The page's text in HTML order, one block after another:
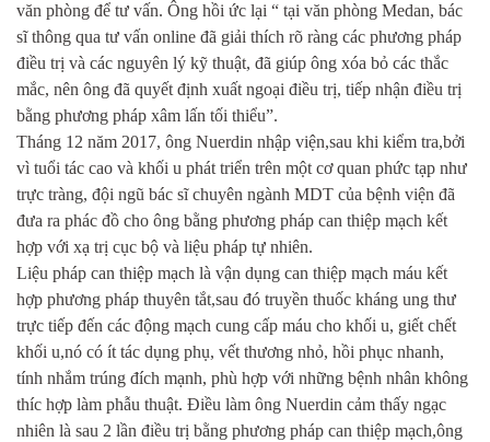
văn phòng để tư vấn. Ông hồi ức lại “ tại văn phòng Medan, bác
sĩ thông qua tư vấn online đã giải thích rõ ràng các phương pháp
điều trị và các nguyên lý kỹ thuật, đã giúp ông xóa bỏ các thắc
mắc, nên ông đã quyết định xuất ngoại điều trị, tiếp nhận điều trị
bằng phương pháp xâm lấn tối thiểu”.
Tháng 12 năm 2017, ông Nuerdin nhập viện,sau khi kiểm tra,bởi
vì tuổi tác cao và khối u phát triển trên một cơ quan phức tạp như
trực tràng, đội ngũ bác sĩ chuyên ngành MDT của bệnh viện đã
đưa ra phác đồ cho ông bằng phương pháp can thiệp mạch kết
hợp với xạ trị cục bộ và liệu pháp tự nhiên.
Liệu pháp can thiệp mạch là vận dụng can thiệp mạch máu kết
hợp phương pháp thuyên tắt,sau đó truyền thuốc kháng ung thư
trực tiếp đến các động mạch cung cấp máu cho khối u, giết chết
khối u,nó có ít tác dụng phụ, vết thương nhỏ, hồi phục nhanh,
tính nhắm trúng đích mạnh, phù hợp với những bệnh nhân không
thíc hợp làm phẫu thuật. Điều làm ông Nuerdin cảm thấy ngạc
nhiên là sau 2 lần điều trị bằng phương pháp can thiệp mạch,ông